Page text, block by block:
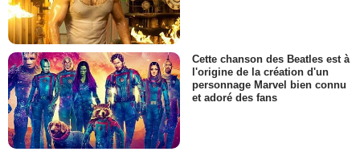
Cette chanson des Beatles est à
l'origine de la création d'un
personnage Marvel bien connu
et adoré des fans